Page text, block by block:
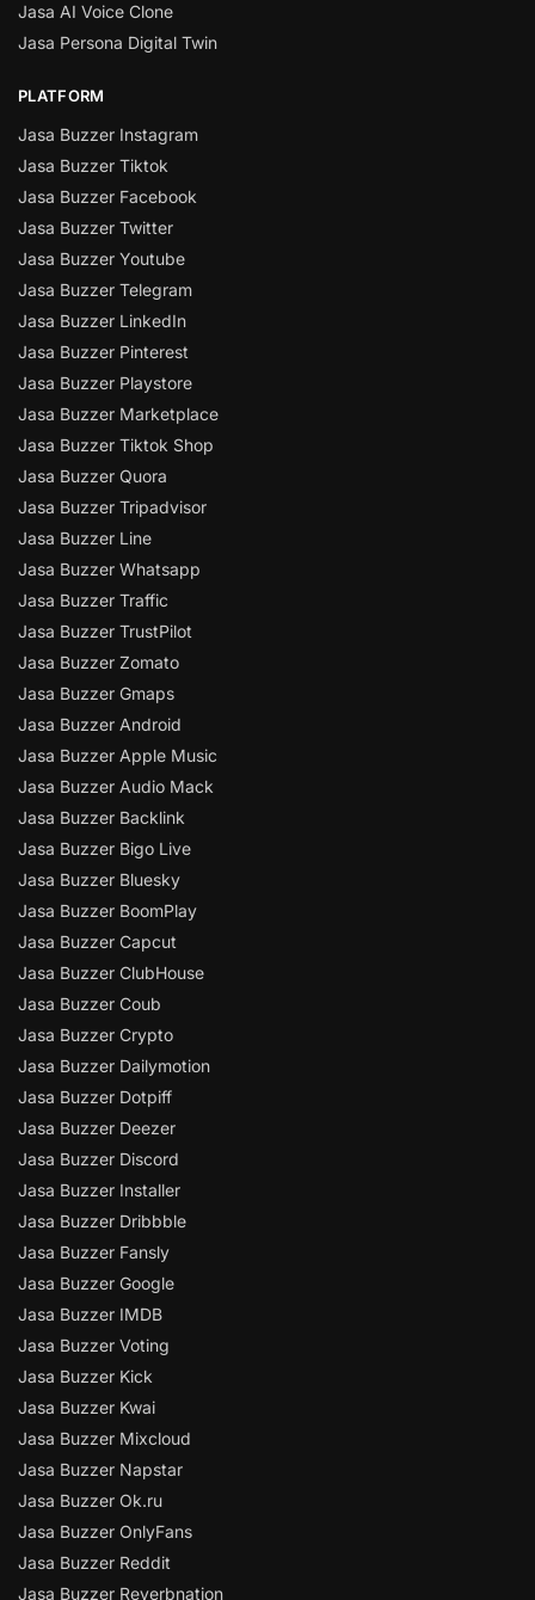
Jasa AI Voice Clone
Jasa Persona Digital Twin
PLATFORM
Jasa Buzzer Instagram
Jasa Buzzer Tiktok
Jasa Buzzer Facebook
Jasa Buzzer Twitter
Jasa Buzzer Youtube
Jasa Buzzer Telegram
Jasa Buzzer LinkedIn
Jasa Buzzer Pinterest
Jasa Buzzer Playstore
Jasa Buzzer Marketplace
Jasa Buzzer Tiktok Shop
Jasa Buzzer Quora
Jasa Buzzer Tripadvisor
Jasa Buzzer Line
Jasa Buzzer Whatsapp
Jasa Buzzer Traffic
Jasa Buzzer TrustPilot
Jasa Buzzer Zomato
Jasa Buzzer Gmaps
Jasa Buzzer Android
Jasa Buzzer Apple Music
Jasa Buzzer Audio Mack
Jasa Buzzer Backlink
Jasa Buzzer Bigo Live
Jasa Buzzer Bluesky
Jasa Buzzer BoomPlay
Jasa Buzzer Capcut
Jasa Buzzer ClubHouse
Jasa Buzzer Coub
Jasa Buzzer Crypto
Jasa Buzzer Dailymotion
Jasa Buzzer Dotpiff
Jasa Buzzer Deezer
Jasa Buzzer Discord
Jasa Buzzer Installer
Jasa Buzzer Dribbble
Jasa Buzzer Fansly
Jasa Buzzer Google
Jasa Buzzer IMDB
Jasa Buzzer Voting
Jasa Buzzer Kick
Jasa Buzzer Kwai
Jasa Buzzer Mixcloud
Jasa Buzzer Napstar
Jasa Buzzer Ok.ru
Jasa Buzzer OnlyFans
Jasa Buzzer Reddit
Jasa Buzzer Reverbnation